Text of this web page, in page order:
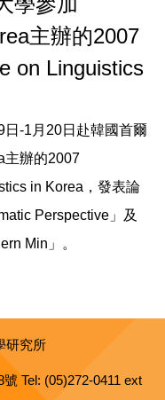
主辦的2007
on Linguistics
-1月20日赴韓國首爾
主辦的2007
in Korea，發表論
Perspective」及
Min」。
研究所
Tel: (05)272-0411 ext